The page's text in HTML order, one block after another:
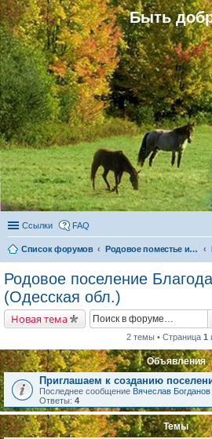
Быть
Ссылки FAQ
Список форумов Родовое поместье и родовое поселение
Родовое поселение
(Одесская обл.)
Новая тема
2 темы • Страница 1
Объявления
Приглашаем к созданию
Последнее сообщение Вячеслав Богданов
Ответы: 4
Темы